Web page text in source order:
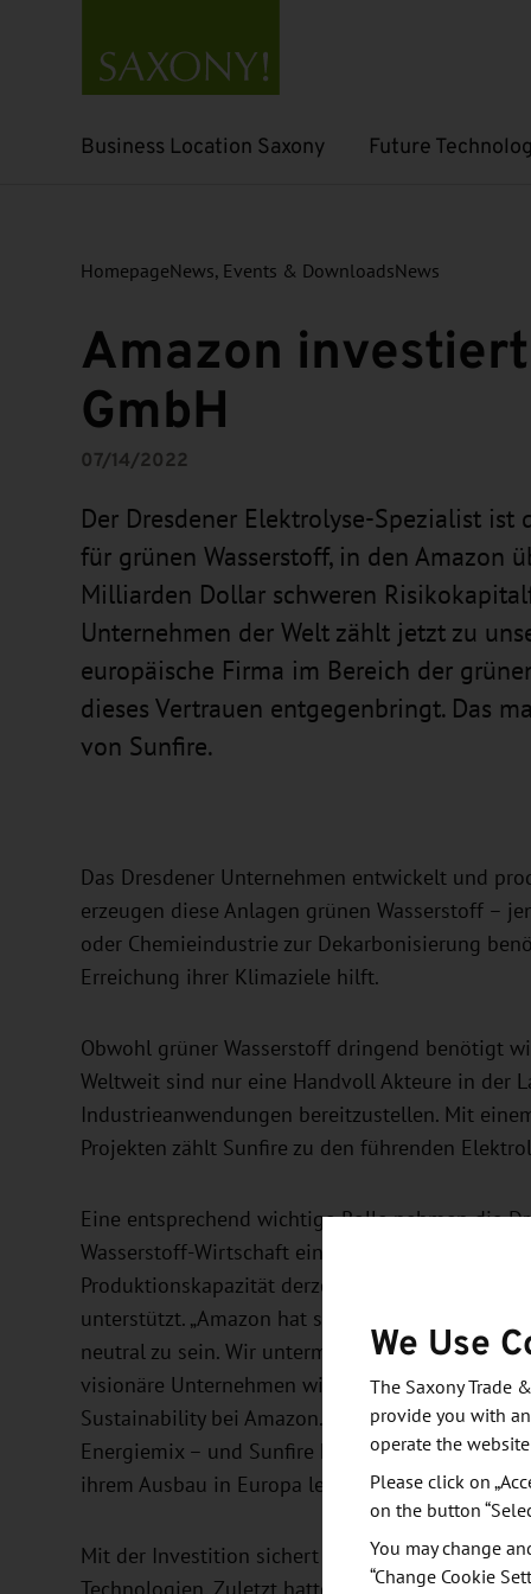
Business Location Saxony
Open submenu Future
Open submenu
HomepageNews, Events & DownloadsNews
Amazon
GmbH
07/14/2022
Der Dresdener Elektrolyse-Spezialist
für grünen Wasserstoff, in den Amazon
Milliarden Dollar schweren
Unternehmen der Welt zählt jetzt zu
europäische Firma im Bereich der
dieses Vertrauen entgegenbringt. Das
von Sunfire.
Das Dresdener Unternehmen entwickelt und
erzeugen diese Anlagen grünen Wasserstoff –
oder Chemieindustrie zur Dekarbonisierung
Erreichung ihrer Klimaziele hilft.
Obwohl grüner Wasserstoff dringend benötigt
Weltweit sind nur eine Handvoll Akteure in der
Industrieanwendungen bereitzustellen. Mit
Projekten zählt Sunfire zu den führenden
Eine entsprechend wichtige Rolle nehmen die
Wasserstoff-Wirtschaft ein. Um dem Bedarf der
Produktionskapazität derzeit in den Gigawatt-
unterstützt. „Amazon hat sich dazu verpflichtet,
neutral zu sein. Wir untermauern dieses Ziel,
visionäre Unternehmen wie Sunfire
Sustainability bei Amazon. „Grüner
Energiemix – und Sunfire kann mit seinen
ihrem Ausbau in Europa leisten.“
Mit der Investition sichert sich Sunfire weiteres
Technologien. Zuletzt hatte das Dresdener
We Use
The Saxony Trade
provide you with
operate the
Please click on
on the button
You may change
“Change Cookie